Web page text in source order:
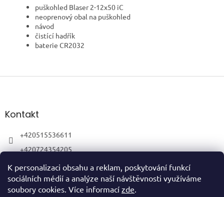
K personalizaci obsahu a reklam, poskytování funkcí
sociálních médií a analýze naší návštěvnosti využíváme
soubory cookies. Více informací zde.
puškohled Blaser 2-12x50 iC
neoprenový obal na puškohled
návod
čistící hadřík
baterie CR2032
Z
aKontakt
+420515536611
+420724354205